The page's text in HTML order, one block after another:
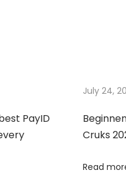
PayID
July 24,
Cruks
Read